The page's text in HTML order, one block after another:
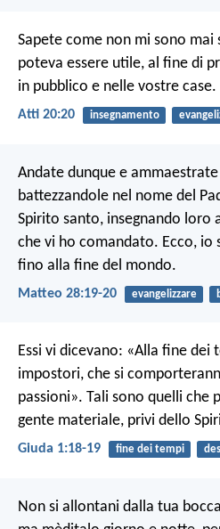
Sapete come non mi sono
poteva essere utile, al fine di
in pubblico e nelle vostre case.
Atti 20:20 insegnamento
Andate dunque e
battezzandole nel nome del
Spirito santo, insegnando loro
che vi ho comandato. Ecco,
fino alla fine del mondo.
Matteo 28:19-20 evangelizzare
Essi vi dicevano: «Alla fine dei
impostori, che si
passioni». Tali sono quelli che
gente materiale, privi dello
Giuda 1:18-19 fine dei tempi
Non si allontani dalla tua